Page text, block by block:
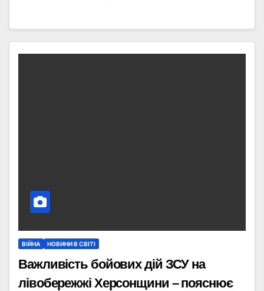
ВІЙНА НОВИНИ В СВІТІ
Важливість бойових дій ЗСУ на
лівобережжі Херсонщини – пояснює